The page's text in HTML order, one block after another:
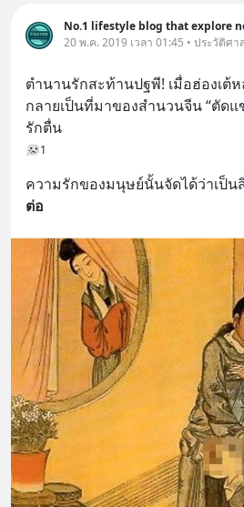
20 พ.ค. 2019 เวลา 01:45 • ประวัติศา
ตำนานรักสะท้านปฐพี! เมื่อฮ่องเต้
กลายเป็นที่มาของสำนวนจีน “ตัดแ
รักตื่น
1
ความรักของมนุษย์นั้นจัดได้ว่าเป็น
ต่อ